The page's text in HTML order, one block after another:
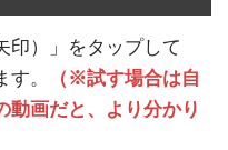
印）」をタップして
。
（※試す場合は自
動画だと、より分かり